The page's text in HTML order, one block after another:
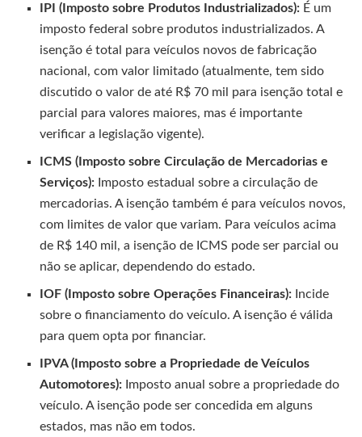
IPI (Imposto sobre Produtos Industrializados): É um
imposto federal sobre produtos industrializados. A
isenção é total para veículos novos de fabricação
nacional, com valor limitado (atualmente, tem sido
discutido o valor de até R$ 70 mil para isenção total e
parcial para valores maiores, mas é importante
verificar a legislação vigente).
ICMS (Imposto sobre Circulação de Mercadorias e
Serviços): Imposto estadual sobre a circulação de
mercadorias. A isenção também é para veículos novos,
com limites de valor que variam. Para veículos acima
de R$ 140 mil, a isenção de ICMS pode ser parcial ou
não se aplicar, dependendo do estado.
IOF (Imposto sobre Operações Financeiras): Incide
sobre o financiamento do veículo. A isenção é válida
para quem opta por financiar.
IPVA (Imposto sobre a Propriedade de Veículos
Automotores): Imposto anual sobre a propriedade do
veículo. A isenção pode ser concedida em alguns
estados, mas não em todos.